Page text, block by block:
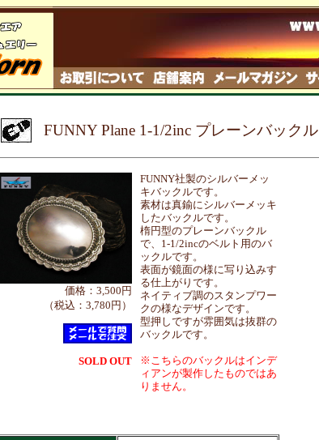
FUNNY Plane 1-1/2inc プレーンバックル
価格：3,500円
（税込：3,780円）
SOLD OUT
FUNNY社製のシルバーメッ
キバックルです。
素材は真鍮にシルバーメッキ
したバックルです。
楕円型のプレーンバックル
で、1-1/2incのベルト用のバ
ックルです。
表面が鏡面の様に写り込みす
る仕上がりです。
ネイティブ調のスタンプワー
クの様なデザインです。
型押しですが雰囲気は抜群の
バックルです。
※こちらのバックルはインデ
ィアンが製作したものではあ
りません。